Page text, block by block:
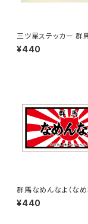
三ツ星ステッカー 群
ンク)
¥440
群馬なめんなよ（なめ
地ステッカー B-4
¥440